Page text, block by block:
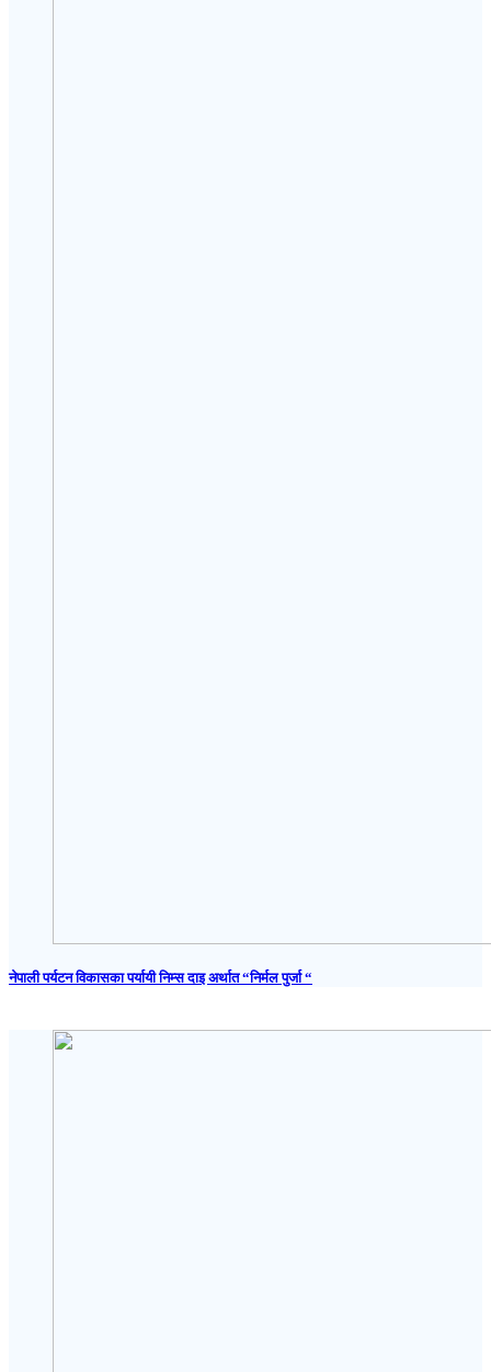
नेपाली पर्यटन विकासका पर्यायी निम्स दाइ अर्थात “निर्मल पुर्जा “